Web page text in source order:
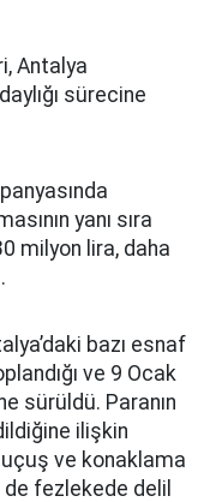
Antalya
sürecine
yanı sıra
milyon lira, daha
bazı esnaf
ve 9 Ocak
sürüldü. Paranın
ilişkin
uçuş ve konaklama
de fezlekede delil